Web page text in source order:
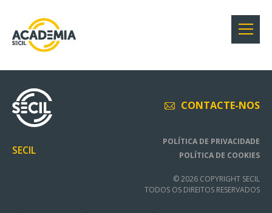
SECIL
CONTACTE-NOS
POLÍTICA DE PRIVACIDADE
POLÍTICA DE COOKIES
© 2026 COPYRIGHT SECIL
TODOS OS DIREITOS RESERVADOS